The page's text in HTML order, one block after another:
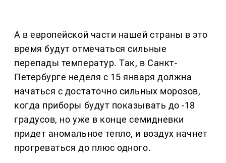
А в европейской части нашей страны в это
время будут отмечаться сильные
перепады температур. Так, в Санкт-
Петербурге неделя с 15 января должна
начаться с достаточно сильных морозов,
когда приборы будут показывать до -18
градусов, но уже в конце семидневки
придет аномальное тепло, и воздух начнет
прогреваться до плюс одного.